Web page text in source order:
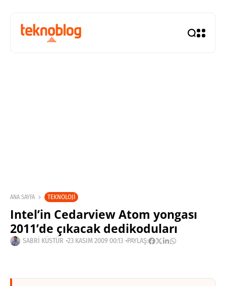
ANA SAYFA TEKNOLOJI
Intel’in Cedarview Atom yongası
2011’de çıkacak dedikoduları
SABRI KÜSTÜR 23 KASIM 2009 00:13 PAYLAŞ: